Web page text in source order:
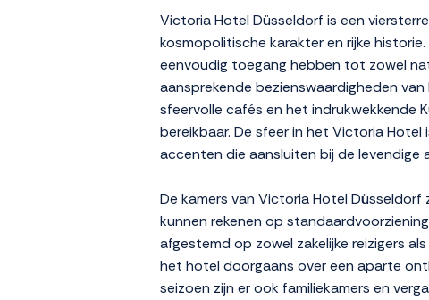
Victoria Hotel Düsseldorf is een
kosmopolitische karakter en rijke
eenvoudig toegang hebben tot zowel
aansprekende bezienswaardigheden
sfeervolle cafés en het indrukwekkende
bereikbaar. De sfeer in het Victoria
accenten die aansluiten bij de levendige
De kamers van Victoria Hotel
kunnen rekenen op
afgestemd op zowel zakelijke reizigers
het hotel doorgaans over een aparte
seizoen zijn er ook familiekamers en